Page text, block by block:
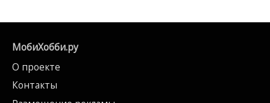
МобиХобби.ру
О проекте
Контакты